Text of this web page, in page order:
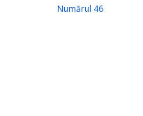
Numărul 46